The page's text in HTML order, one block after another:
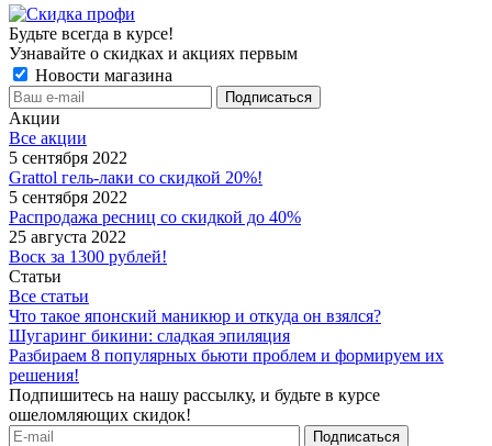
Будьте всегда в курсе!
Узнавайте о скидках и акциях первым
Новости магазина
Акции
Все акции
5 сентября 2022
Grattol гель-лаки со скидкой 20%!
5 сентября 2022
Распродажа ресниц со скидкой до 40%
25 августа 2022
Воск за 1300 рублей!
Статьи
Все статьи
Что такое японский маникюр и откуда он взялся?
Шугаринг бикини: сладкая эпиляция
Разбираем 8 популярных бьюти проблем и формируем их
решения!
Подпишитесь на нашу рассылку, и будьте в курсе
ошеломляющих скидок!